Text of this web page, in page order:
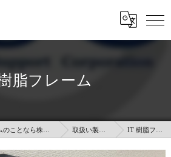
脂フレーム
ダイシングテープフレームのことなら株式会社アイエス 取扱い製品情報 IT 樹脂フレーム